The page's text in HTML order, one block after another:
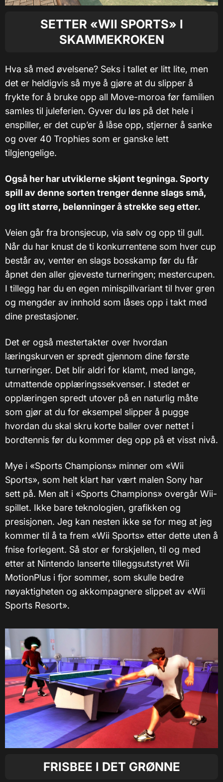
SETTER «WII SPORTS» I
SKAMMEKROKEN
Hva så med øvelsene? Seks i tallet er litt lite, men
det er heldigvis så mye å gjøre at du slipper å
frykte for å bruke opp all Move-moroa før familien
samles til juleferien. Gyver du løs på det hele i
enspiller, er det cup’er å låse opp, stjerner å sanke
og over 40 Trophies som er ganske lett
tilgjengelige.
Også her har utviklerne skjønt tegninga. Sporty
spill av denne sorten trenger denne slags små,
og litt større, belønninger å strekke seg etter.
Veien går fra bronsjecup, via sølv og opp til gull.
Når du har knust de ti konkurrentene som hver cup
består av, venter en slags bosskamp før du får
åpnet den aller gjeveste turneringen; mestercupen.
I tillegg har du en egen minispillvariant til hver gren
og mengder av innhold som låses opp i takt med
dine prestasjoner.
Det er også mestertakter over hvordan
læringskurven er spredt gjennom dine første
turneringer. Det blir aldri for klamt, med lange,
utmattende opplæringssekvenser. I stedet er
opplæringen spredt utover på en naturlig måte
som gjør at du for eksempel slipper å pugge
hvordan du skal skru korte baller over nettet i
bordtennis før du kommer deg opp på et visst nivå.
Mye i «Sports Champions» minner om «Wii
Sports», som helt klart har vært malen Sony har
sett på. Men alt i «Sports Champions» overgår Wii-
spillet. Ikke bare teknologien, grafikken og
presisjonen. Jeg kan nesten ikke se for meg at jeg
kommer til å ta frem «Wii Sports» etter dette uten å
fnise forlegent. Så stor er forskjellen, til og med
etter at Nintendo lanserte tilleggsutstyret Wii
MotionPlus i fjor sommer, som skulle bedre
nøyaktigheten og akkompagnere slippet av «Wii
Sports Resort».
FRISBEE I DET GRØNNE